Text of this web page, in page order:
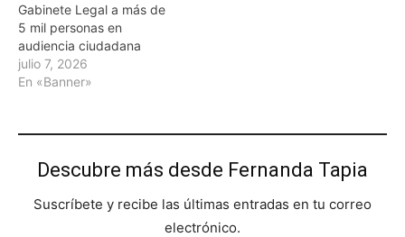
Gabinete Legal a más de
5 mil personas en
audiencia ciudadana
julio 7, 2026
En «Banner»
Descubre más desde Fernanda Tapia
Suscríbete y recibe las últimas entradas en tu correo
electrónico.